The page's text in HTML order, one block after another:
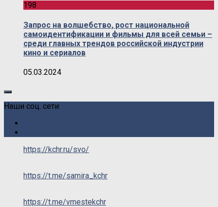
198
Запрос на волшебство, рост национальной
самоидентификации и фильмы для всей семьи –
среди главных трендов российской индустрии
кино и сериалов
05.03.2024
Наши соц. сети:
https://kchr.ru/svo/
https://t.me/samira_kchr
https://t.me/vmestekchr